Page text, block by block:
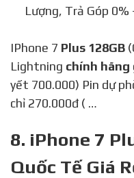
Lượng, Trả Góp
IPhone 7 Plus 128GB
Lightning chính hãng
yết 700.000) Pin dự
chỉ 270.000đ ( …
8. iPhone 7
Quốc Tế Giá